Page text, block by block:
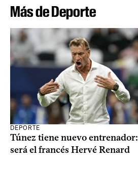
Más de Deporte
DEPORTE
Túnez tiene nuevo entrenador:
será el francés Hervé Renard